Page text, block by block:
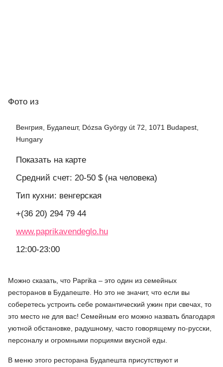
Фото из
Венгрия, Будапешт, Dózsa György út 72, 1071 Budapest,
Hungary
Показать на карте
Средний счет: 20-50 $ (на человека)
Тип кухни: венгерская
+(36 20) 294 79 44
www.paprikavendeglo.hu
12:00-23:00
Можно сказать, что Paprika – это один из семейных
ресторанов в Будапеште. Но это не значит, что если вы
соберетесь устроить себе романтический ужин при свечах, то
это место не для вас! Семейным его можно назвать благодаря
уютной обстановке, радушному, часто говорящему по-русски,
персоналу и огромными порциями вкусной еды.
В меню этого ресторана Будапешта присутствуют и